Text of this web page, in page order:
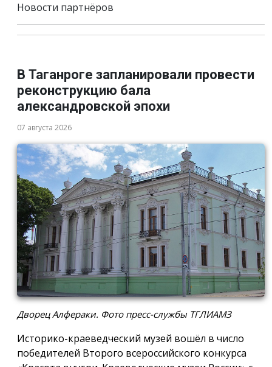
Новости партнёров
В Таганроге запланировали провести
реконструкцию бала
александровской эпохи
07 августа 2026
Дворец Алфераки. Фото пресс-службы ТГЛИАМЗ
Историко-краеведческий музей вошёл в число
победителей Второго всероссийского конкурса